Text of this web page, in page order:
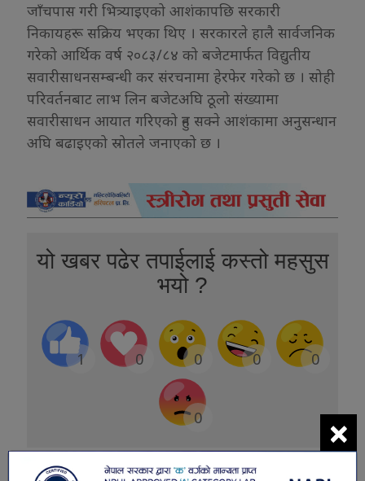
जाँचपास गरी भित्र्याइएको आशंकापछि सरकारी
निकायहरू सक्रिय भएका थिए । सरकारले हालै सार्वजनिक
गरेको आर्थिक वर्ष २०८३/८४ को बजेटमार्फत विद्युतीय
सवारीसाधनसम्बन्धी कर संरचनामा हेरफेर गरेको छ । सोही
परिवर्तनबाट लाभ लिन बजेटअघि ठूलो संख्यामा
सवारीसाधन आयात गरिएको हुन सक्ने आशंकामा अनुसन्धान
अघि बढाइएको स्रोतले जनाएको छ ।
यो खबर पढेर तपाईलाई कस्तो महसुस
भयो ?
1 0 0 0 0
0 ×